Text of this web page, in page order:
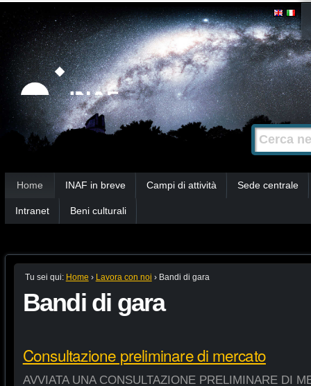
Strumenti
personali
Salta
contenuti.
|
Salta
alla
navigazione
Cerca nel
Ricerca
avanzata…
Home INAF in breve Campi di attività Sede centrale
Intranet Beni culturali
Tu sei qui: Home › Lavora con noi › Bandi di gara
Bandi di gara
Consultazione preliminare di mercato
AVVIATA UNA CONSULTAZIONE PRELIMINARE DI